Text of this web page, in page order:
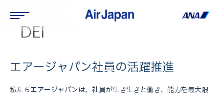
DEI
エアージャパン社員の活躍推進
私たちエアージャパンは、社員が生き生きと働き、能力を最大限